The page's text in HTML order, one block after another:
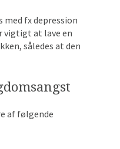
fx depression
vigtigt at lave en
således at den
af følgende